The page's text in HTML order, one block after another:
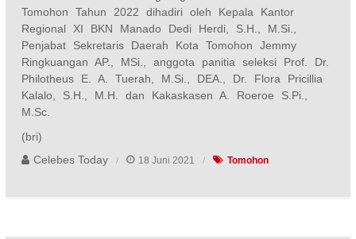
Tomohon Tahun 2022 dihadiri oleh Kepala Kantor
Regional XI BKN Manado Dedi Herdi, S.H., M.Si.,
Penjabat Sekretaris Daerah Kota Tomohon Jemmy
Ringkuangan AP., MSi., anggota panitia seleksi Prof. Dr.
Philotheus E. A. Tuerah, M.Si., DEA., Dr. Flora Pricillia
Kalalo, S.H., M.H. dan Kakaskasen A. Roeroe S.Pi.,
M.Sc.
(bri)
Celebes Today
18 Juni 2021 Tomohon